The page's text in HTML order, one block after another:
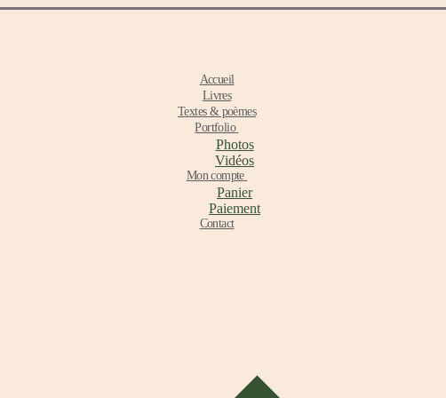
Accueil
Livres
Textes & poèmes
Portfolio
Photos
Vidéos
Mon compte
Panier
Paiement
Contact